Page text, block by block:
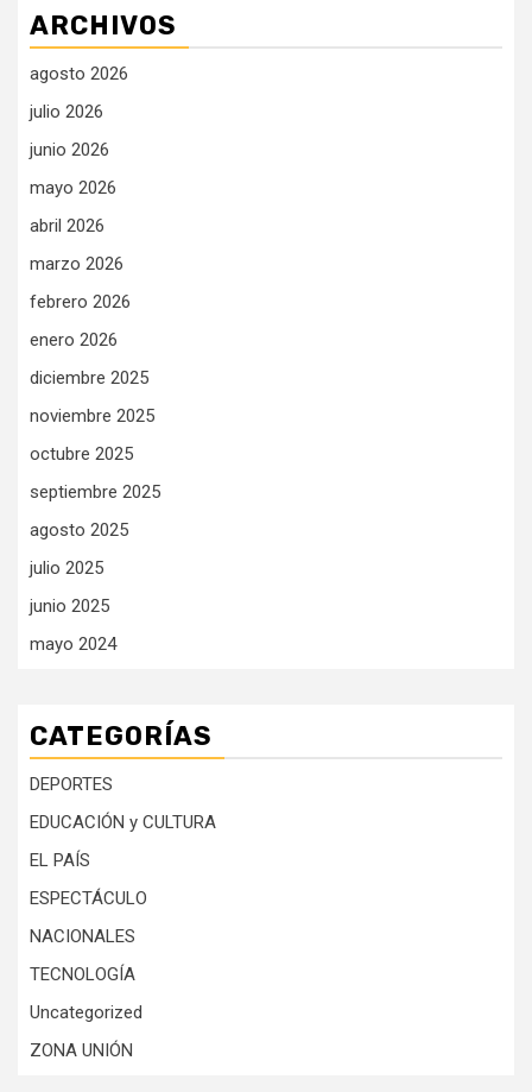
ARCHIVOS
agosto 2026
julio 2026
junio 2026
mayo 2026
abril 2026
marzo 2026
febrero 2026
enero 2026
diciembre 2025
noviembre 2025
octubre 2025
septiembre 2025
agosto 2025
julio 2025
junio 2025
mayo 2024
CATEGORÍAS
DEPORTES
EDUCACIÓN y CULTURA
EL PAÍS
ESPECTÁCULO
NACIONALES
TECNOLOGÍA
Uncategorized
ZONA UNIÓN